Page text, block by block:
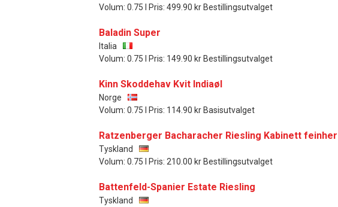
Volum: 0.75 l Pris: 499.90 kr Bestillingsutvalget
Baladin Super
Italia
Volum: 0.75 l Pris: 149.90 kr Bestillingsutvalget
Kinn Skoddehav Kvit Indiaøl
Norge
Volum: 0.75 l Pris: 114.90 kr Basisutvalget
Ratzenberger Bacharacher Riesling Kabinett
Tyskland
Volum: 0.75 l Pris: 210.00 kr Bestillingsutvalget
Battenfeld-Spanier Estate Riesling
Tyskland